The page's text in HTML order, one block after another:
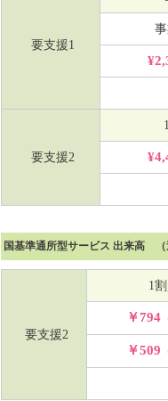
要支援1
要支援2
国基準通所型サービス 出来高
要支援2
1
￥794
￥509